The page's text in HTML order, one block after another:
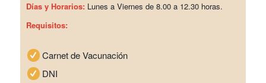
Días y Horarios: Lunes a Viernes de 8.00 a 12.30 horas.
Requisitos:
Carnet de Vacunación
DNI